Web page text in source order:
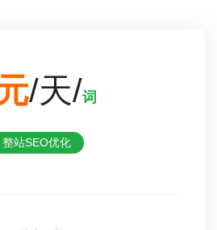
/天/词
整站SEO优化